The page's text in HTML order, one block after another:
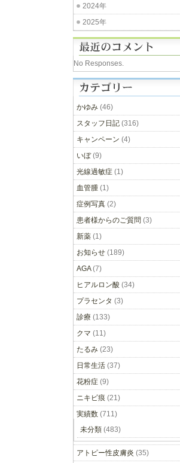
2024年
2025年
No Responses.
かゆみ (46)
スタッフ日記 (316)
キャンペーン (4)
いぼ(9)
光線過敏症 (1)
血管腫 (1)
症例写真 (2)
患者様からのご質問 (3)
新薬 (1)
お知らせ (189)
AGA(7)
ヒアルロン酸 (34)
プラセンタ (3)
診療 (133)
クマ (11)
たるみ (23)
日常生活 (37)
花粉症 (9)
ニキビ痕 (21)
実績数 (711)
未分類 (483)
アトピー性皮膚炎 (35)